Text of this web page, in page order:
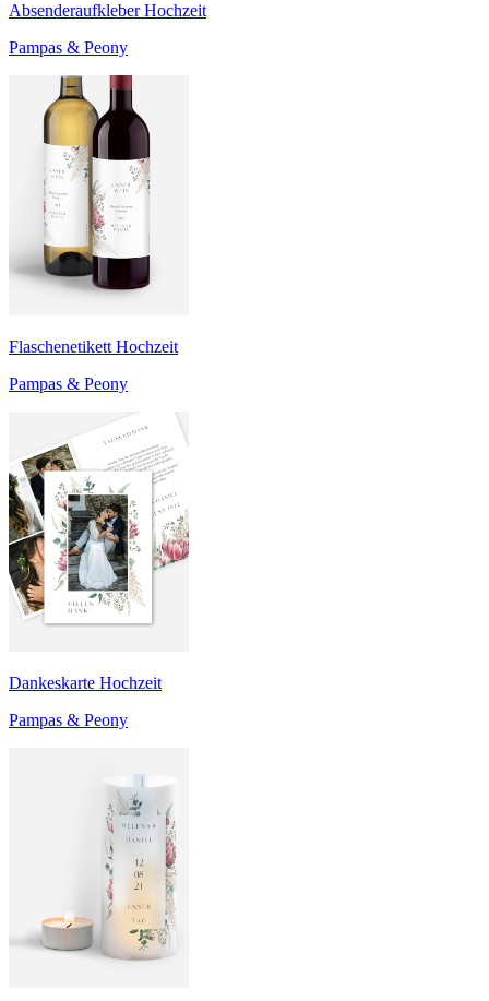
Absenderaufkleber Hochzeit
Pampas & Peony
Flaschenetikett Hochzeit
Pampas & Peony
Dankeskarte Hochzeit
Pampas & Peony